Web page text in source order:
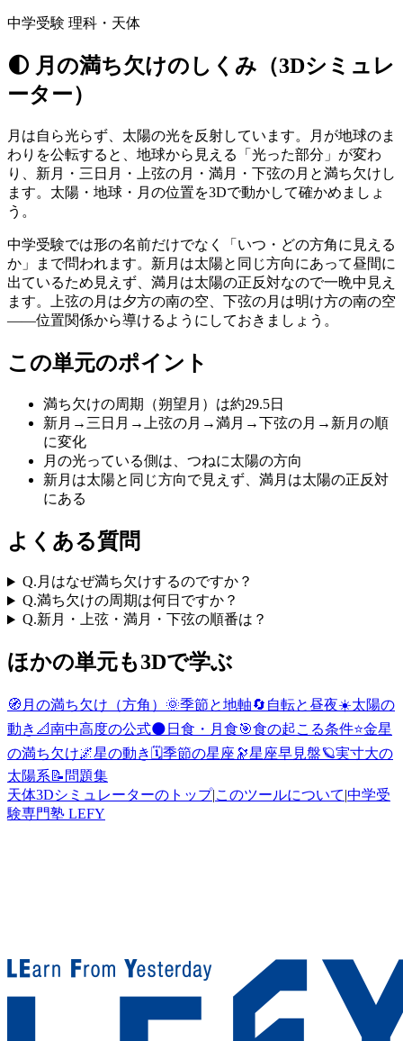
中学受験 理科・天体
🌓 月の満ち欠けのしくみ（3Dシミュレ
ーター）
月は自ら光らず、太陽の光を反射しています。月が地球のま
わりを公転すると、地球から見える「光った部分」が変わ
り、新月・三日月・上弦の月・満月・下弦の月と満ち欠けし
ます。太陽・地球・月の位置を3Dで動かして確かめましょ
う。
中学受験では形の名前だけでなく「いつ・どの方角に見える
か」まで問われます。新月は太陽と同じ方向にあって昼間に
出ているため見えず、満月は太陽の正反対なので一晩中見え
ます。上弦の月は夕方の南の空、下弦の月は明け方の南の空
——位置関係から導けるようにしておきましょう。
この単元のポイント
満ち欠けの周期（朔望月）は約29.5日
新月→三日月→上弦の月→満月→下弦の月→新月の順
に変化
月の光っている側は、つねに太陽の方向
新月は太陽と同じ方向で見えず、満月は太陽の正反対
にある
よくある質問
Q.月はなぜ満ち欠けするのですか？
Q.満ち欠けの周期は何日ですか？
Q.新月・上弦・満月・下弦の順番は？
ほかの単元も3Dで学ぶ
🧭 月の満ち欠け（方角） 🌞季節と地軸🔄 自転と昼夜☀️太陽の
動き 📐南中高度の公式🌑 日食・月食🎯食の起こる条件⭐金星
の満ち欠け🌌星の動き 🗓️季節の星座 🔭星座早見盤🪐実寸大の
太陽系 📝 問題集
天体3Dシミュレーターのトップ|このツールについて|中学受
験専門塾 LEFY